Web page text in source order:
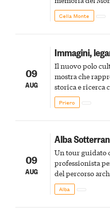
Cella Monte
09
AUG
Immagini,
Il nuovo polo
mostra che
storica e ricerca
Priero
09
AUG
Alba
Un tour guidato
professionista
del percorso
Alba